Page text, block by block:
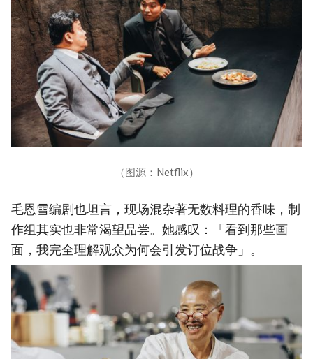
（图源：Netflix）
毛恩雪编剧也坦言，现场混杂著无数料理的香味，制
作组其实也非常渴望品尝。她感叹：「看到那些画
面，我完全理解观众为何会引发订位战争」。